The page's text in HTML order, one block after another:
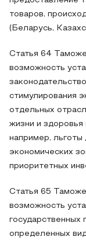
товаров,
(Беларусь,
Статья 64
возможность
стимулирования
отдельных
жизни и здоровья
например, льготы
экономических
приоритетных
Статья 65
возможность
государственных
определенных